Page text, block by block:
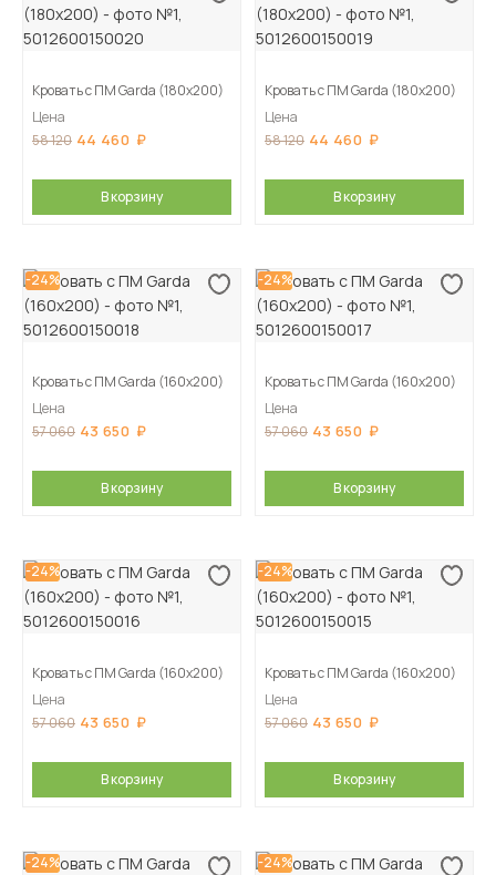
Кровать с ПМ Garda (180х200)
Цена
58 120 44 460
В корзину
Кровать с ПМ Garda (180х200)
Цена
58 120 44 460
В корзину
-24%
Кровать с ПМ Garda (160х200)
Цена
57 060 43 650
В корзину
-24%
Кровать с ПМ Garda (160х200)
Цена
57 060 43 650
В корзину
-24%
Кровать с ПМ Garda (160х200)
Цена
57 060 43 650
В корзину
-24%
Кровать с ПМ Garda (160х200)
Цена
57 060 43 650
В корзину
-24% -24%